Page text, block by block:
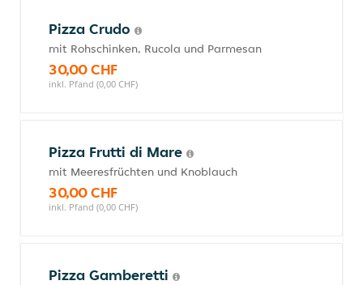
Pizza Crudo
mit Rohschinken, Rucola und Parmesan
30,00 CHF
inkl. Pfand (0,00 CHF)
Pizza Frutti di Mare
mit Meeresfrüchten und Knoblauch
30,00 CHF
inkl. Pfand (0,00 CHF)
Pizza Gamberetti